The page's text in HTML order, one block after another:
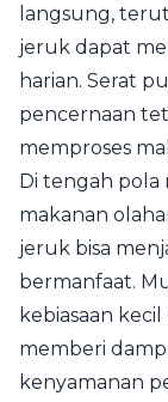
langsung,
jeruk dapat
harian. Serat
pencernaan
memproses
Di tengah pola
makanan
jeruk bisa
bermanfaat.
kebiasaan
memberi
kenyamanan